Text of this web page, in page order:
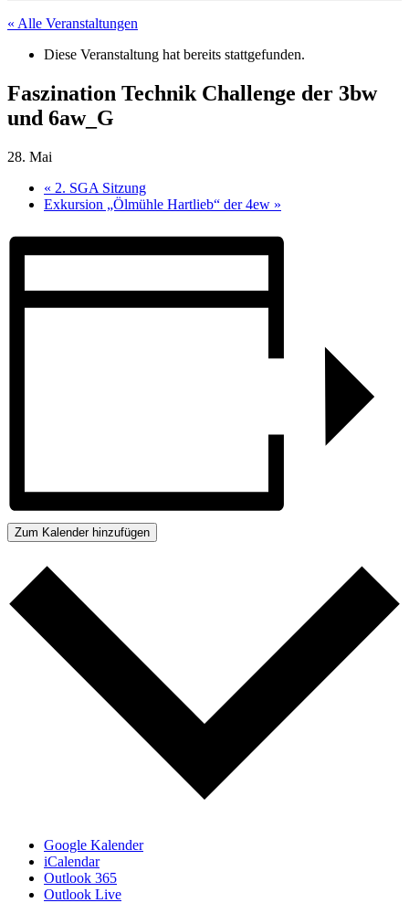
« Alle Veranstaltungen
Diese Veranstaltung hat bereits stattgefunden.
Faszination Technik Challenge der 3bw
und 6aw_G
28. Mai
« 2. SGA Sitzung
Exkursion „Ölmühle Hartlieb“ der 4ew »
Zum Kalender hinzufügen
Google Kalender
iCalendar
Outlook 365
Outlook Live